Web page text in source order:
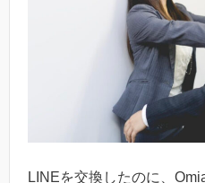
LINEを交換したのに、